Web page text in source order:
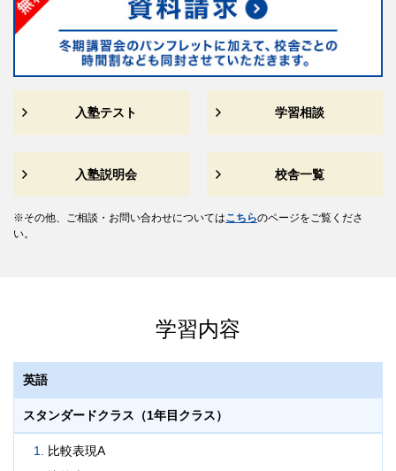
入塾テスト 学習相談
入塾説明会 校舎一覧
その他、ご相談・お問い合わせについてはこちらのページをご覧くださ
い。
学習内容
英語
スタンダードクラス（1年目クラス）
比較表現A